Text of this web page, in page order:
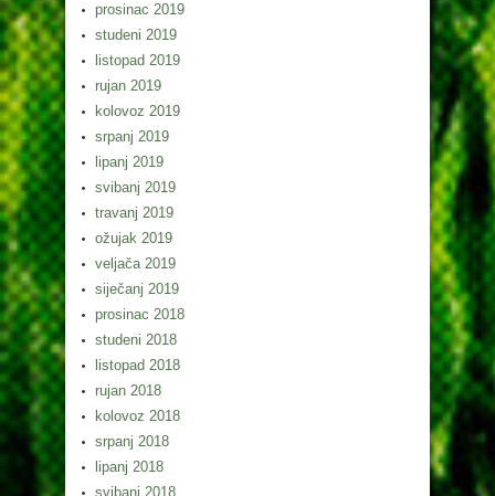
prosinac 2019
studeni 2019
listopad 2019
rujan 2019
kolovoz 2019
srpanj 2019
lipanj 2019
svibanj 2019
travanj 2019
ožujak 2019
veljača 2019
siječanj 2019
prosinac 2018
studeni 2018
listopad 2018
rujan 2018
kolovoz 2018
srpanj 2018
lipanj 2018
svibanj 2018